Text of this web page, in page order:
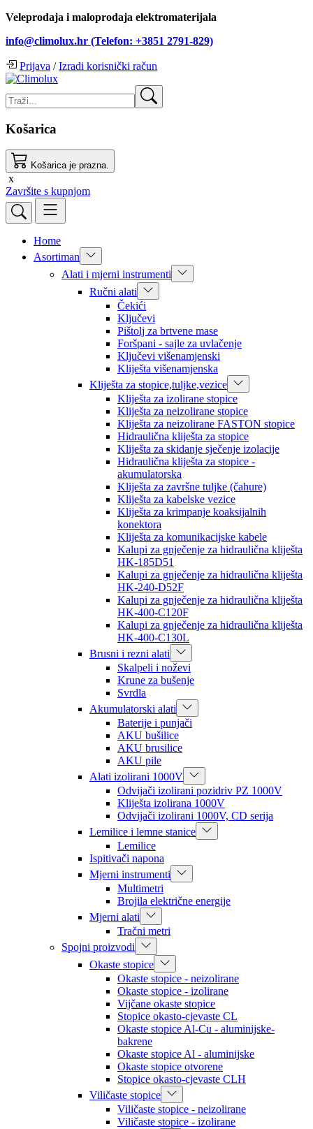
Veleprodaja i maloprodaja elektromaterijala
info@climolux.hr (Telefon: +3851 2791-829)
Prijava /Izradi korisnički račun
Košarica
Košarica je prazna.
x
Završite s kupnjom
Home
Asortiman
Alati i mjerni instrumenti
Ručni alati
Čekići
Ključevi
Pištolj za brtvene mase
Foršpani - sajle za uvlačenje
Ključevi višenamjenski
Kliješta višenamjenska
Kliješta za stopice,tuljke,vezice
Kliješta za izolirane stopice
Kliješta za neizolirane stopice
Kliješta za neizolirane FASTON stopice
Hidraulična kliješta za stopice
Kliješta za skidanje sječenje izolacije
Hidraulična kliješta za stopice -
akumulatorska
Kliješta za završne tuljke (čahure)
Kliješta za kabelske vezice
Kliješta za krimpanje koaksijalnih
konektora
Kliješta za komunikacijske kabele
Kalupi za gnječenje za hidraulična kliješta
HK-185D51
Kalupi za gnječenje za hidraulična kliješta
HK-240-D52F
Kalupi za gnječenje za hidraulična kliješta
HK-400-C120F
Kalupi za gnječenje za hidraulična kliješta
HK-400-C130L
Brusni i rezni alati
Skalpeli i noževi
Krune za bušenje
Svrdla
Akumulatorski alati
Baterije i punjači
AKU bušilice
AKU brusilice
AKU pile
Alati izolirani 1000V
Odvijači izolirani pozidriv PZ 1000V
Kliješta izolirana 1000V
Odvijači izolirani 1000V, CD serija
Lemilice i lemne stanice
Lemilice
Ispitivači napona
Mjerni instrumenti
Multimetri
Brojila električne energije
Mjerni alati
Tračni metri
Spojni proizvodi
Okaste stopice
Okaste stopice - neizolirane
Okaste stopice - izolirane
Vijčane okaste stopice
Stopice okasto-cjevaste CL
Okaste stopice Al-Cu - aluminijske-
bakrene
Okaste stopice Al - aluminijske
Okaste stopice otvorene
Stopice okasto-cjevaste CLH
Viličaste stopice
Viličaste stopice - neizolirane
Viličaste stopice - izolirane